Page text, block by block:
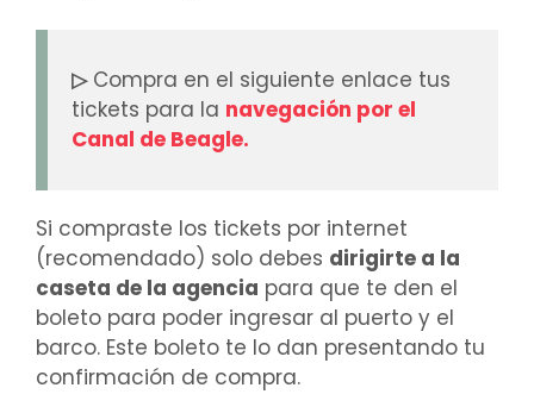
▷Compra en el siguiente enlace tus
tickets para la navegación por el
Canal de Beagle.
Si compraste los tickets por internet
(recomendado) solo debes dirigirte a la
caseta de la agencia para que te den el
boleto para poder ingresar al puerto y el
barco. Este boleto te lo dan presentando tu
confirmación de compra.